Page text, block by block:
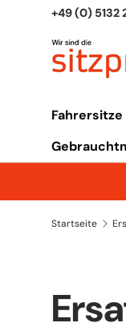
+49 (0)
Fahrersitze
Startseite